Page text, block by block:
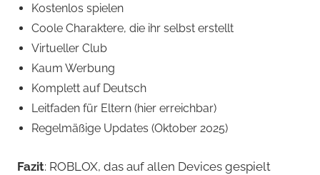
Kostenlos spielen
Coole Charaktere, die ihr selbst erstellt
Virtueller Club
Kaum Werbung
Komplett auf Deutsch
Leitfaden für Eltern (hier erreichbar)
Regelmäßige Updates (Oktober 2025)
Fazit: ROBLOX, das auf allen Devices gespielt